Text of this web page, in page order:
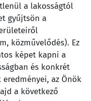
a lakosságtól
gyűjtsön a
közművelődés). Ez
képet kapni a
és konkrét
az Önök
a következő